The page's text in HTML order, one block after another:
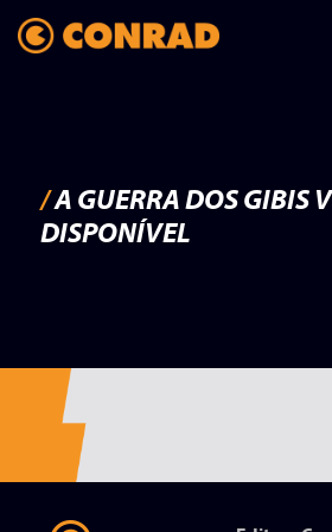
/A GUERRA DOS GIBIS
DISPONÍVEL